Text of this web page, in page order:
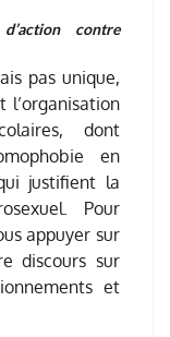
contre
pas unique,
l’organisation
dont
en
justifient la
Pour
appuyer sur
discours sur
et